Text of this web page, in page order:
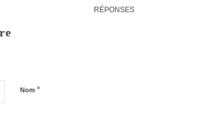
RÉPONSES
Nom *